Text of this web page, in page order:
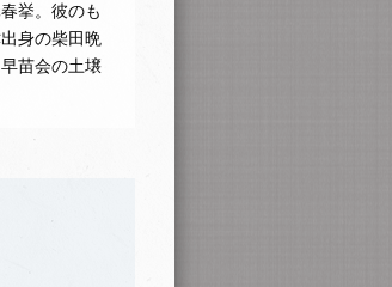
挙。彼のも
身の柴田晩
苗会の土壌